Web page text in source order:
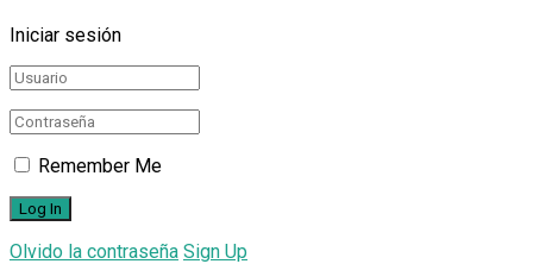
Iniciar sesión
Remember Me
Olvido la contraseña Sign Up